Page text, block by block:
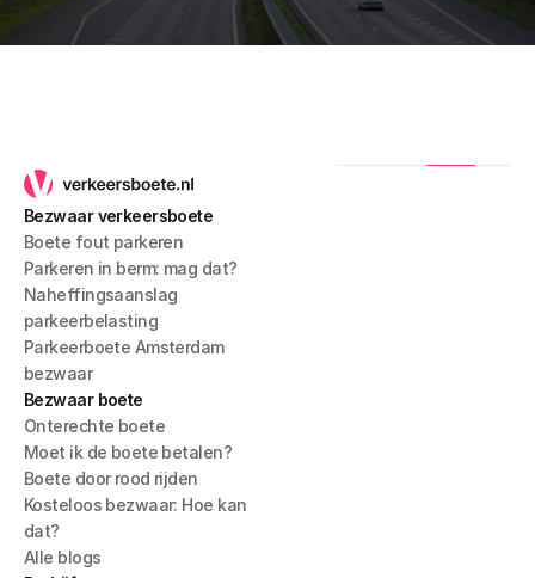
Bezwaar verkeersboete
Boete fout parkeren
Parkeren in berm: mag dat?
Naheffingsaanslag
parkeerbelasting
Parkeerboete Amsterdam
bezwaar
Bezwaar boete
Onterechte boete
Moet ik de boete betalen?
Boete door rood rijden
Kosteloos bezwaar: Hoe kan
dat?
Alle blogs